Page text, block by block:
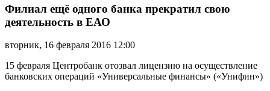
ещё
банка
свою
деятельность
в
ЕАО
Филиал ещё одного банка прекратил свою
деятельность в ЕАО
вторник, 16 февраля 2016 12:00
15 февраля Центробанк отозвал лицензию на осуществление
банковских операций «Универсальные финансы» («Унифин»)